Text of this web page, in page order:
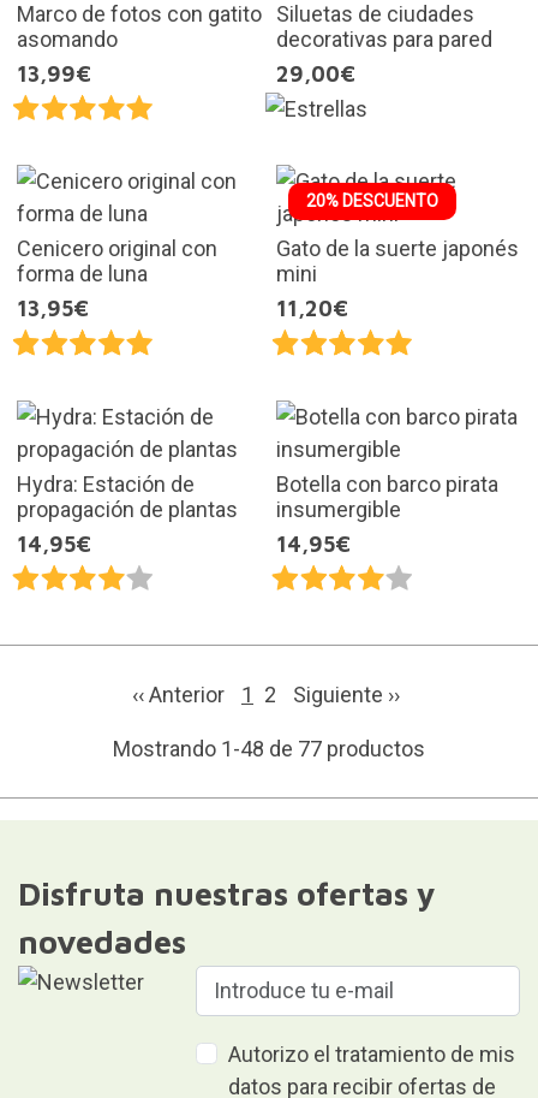
Marco de fotos con gatito
asomando
13,99€
Siluetas de ciudades
decorativas para pared
29,00€
Cenicero original con
forma de luna
13,95€
20% DESCUENTO
Gato de la suerte japonés
mini
11,20€
Hydra: Estación de
propagación de plantas
14,95€
Botella con barco pirata
insumergible
14,95€
‹‹ Anterior 1 2 Siguiente ››
Mostrando 1-48 de 77 productos
Disfruta nuestras ofertas y
novedades
Autorizo el tratamiento de mis
datos para recibir ofertas de